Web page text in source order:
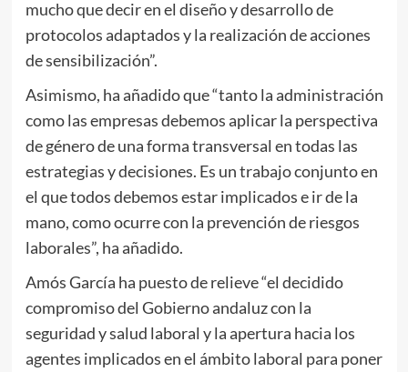
mucho que decir en el diseño y desarrollo de
protocolos adaptados y la realización de acciones
de sensibilización”.
Asimismo, ha añadido que “tanto la administración
como las empresas debemos aplicar la perspectiva
de género de una forma transversal en todas las
estrategias y decisiones. Es un trabajo conjunto en
el que todos debemos estar implicados e ir de la
mano, como ocurre con la prevención de riesgos
laborales”, ha añadido.
Amós García ha puesto de relieve “el decidido
compromiso del Gobierno andaluz con la
seguridad y salud laboral y la apertura hacia los
agentes implicados en el ámbito laboral para poner